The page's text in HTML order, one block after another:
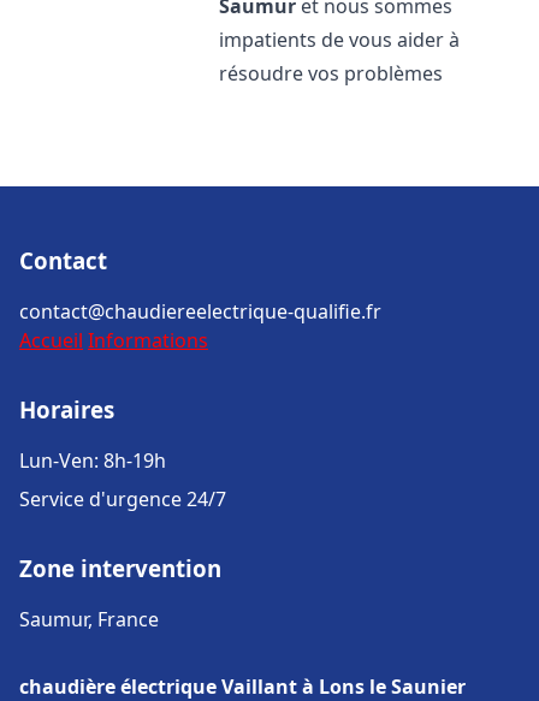
Saumur et nous sommes
impatients de vous aider à
résoudre vos problèmes
Contact
contact@chaudiereelectrique-qualifie.fr
Accueil Informations
Horaires
Lun-Ven: 8h-19h
Service d'urgence 24/7
Zone intervention
Saumur, France
chaudière électrique Vaillant à Lons le Saunier